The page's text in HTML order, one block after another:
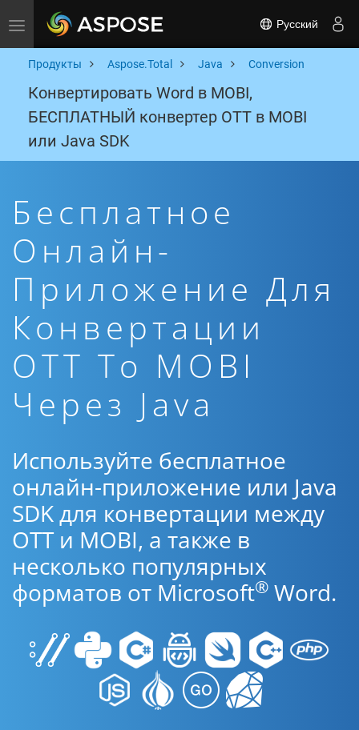
Toggle navigation Русский
Продукты Aspose.Total Java Conversion
Конвертировать Word в MOBI,
БЕСПЛАТНЫЙ конвертер OTT в MOBI
или Java SDK
Бесплатное
Онлайн-
Приложение Для
Конвертации
OTT To MOBI
Через Java
Используйте бесплатное
онлайн-приложение или Java
SDK для конвертации между
OTT и MOBI, а также в
несколько популярных
форматов от Microsoft® Word.